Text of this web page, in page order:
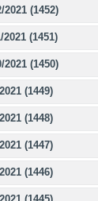
2021 (1452)
2021 (1451)
2021 (1450)
(1449)
(1448)
(1447)
(1446)